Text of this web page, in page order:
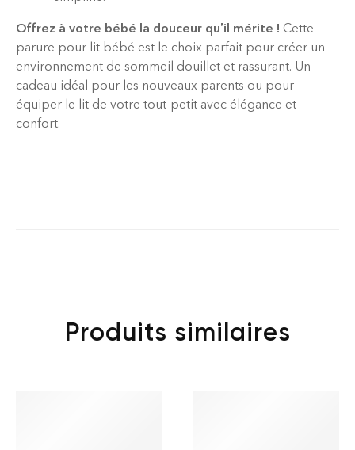
Offrez à votre bébé la douceur qu’il mérite ! Cette
parure pour lit bébé est le choix parfait pour créer un
environnement de sommeil douillet et rassurant. Un
cadeau idéal pour les nouveaux parents ou pour
équiper le lit de votre tout-petit avec élégance et
confort.
Produits similaires